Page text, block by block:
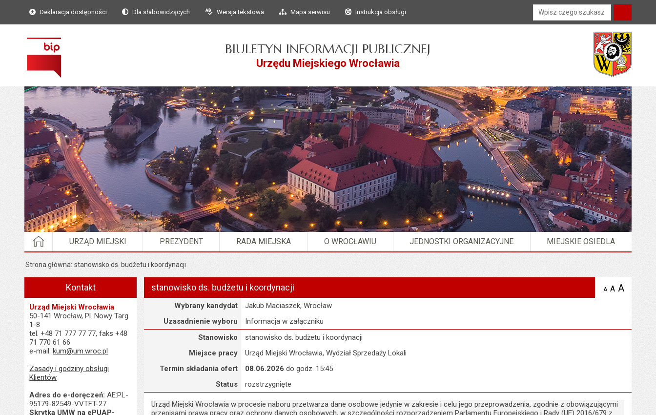
Przejdź do głównego
Przejdź do treści
Deklaracja dostępności Dla słabowidzących Wersja tekstowa Mapa serwisu Instrukcja obsługi Wyszukiwarka
BIULETYN INFORMACJI PUBLICZNEJ
Urzędu Miejskiego Wrocławia
STRONA GŁÓWNA
URZĄD MIEJSKI PREZYDENT RADA MIEJSKA O WROCŁAWIU JEDNOSTKI ORGANIZACYJNE MIEJSKIE OSIEDLA
Strona główna stanowisko ds. budżetu i koordynacji
Kontakt
Urząd Miejski Wrocławia
50-141 Wrocław, Pl. Nowy Targ
1-8
tel. +48 71 777 77 77, faks +48
71 770 61 66
e-mail:kum@um.wroc.pl
Zasady i godziny obsługi
Klientów
Adres do e-doręczeń: AE:PL-
95179-82549-VVTFT-27
Skrytka UMW na ePUAP-
stanowisko ds. budżetu i koordynacji Wersja strony w formacie
A zmniejsz
A domyślna
A
Uzasadnienie wyboru
Wybrany kandydat
Jakub Maciaszek, Wrocław
Uzasadnienie wyboru
Informacja w załączniku
Stanowisko
stanowisko ds. budżetu i koordynacji
Miejsce pracy
Urząd Miejski Wrocławia, Wydział Sprzedaży Lokali
Termin składania ofert
08.06.2026 do godz. 15:45
Status
rozstrzygnięte
Urząd Miejski Wrocławia w procesie naboru przetwarza dane osobowe jedynie w zakresie i celu jego przeprowadzenia, zgodnie z obowiązującymi
przepisami prawa pracy oraz ochrony danych osobowych, w szczególności rozporządzeniem Parlamentu Europejskiego i Rady (UE) 2016/679 z